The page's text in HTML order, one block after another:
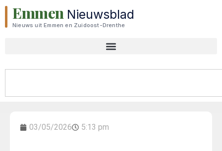
Emmen Nieuwsblad
Nieuws uit Emmen en Zuidoost-Drenthe
03/05/2026 5:13 pm